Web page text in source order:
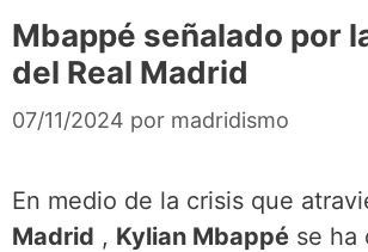
Mbappé señalado por
del Real Madrid
07/11/2024 por madridismo
En medio de la crisis que
Madrid , Kylian Mbappé se ha